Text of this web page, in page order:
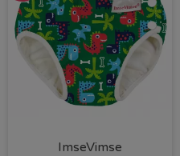
ImseVimse